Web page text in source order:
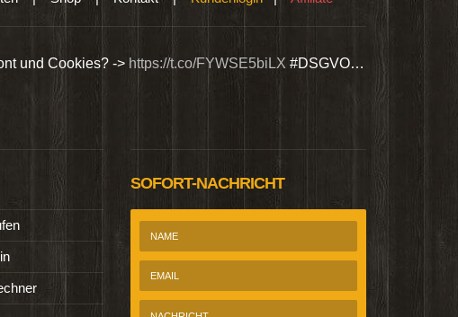
und Cookies? -> https://t.co/FYWSE5biLX #DSGVO…
Wir bieten
SOFORT-NACHRICHT